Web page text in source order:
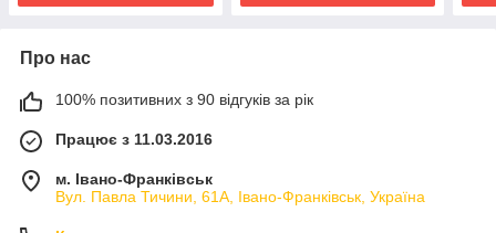
Про нас
100% позитивних з 90 відгуків за рік
Працює з 11.03.2016
м. Івано-Франківськ
Вул. Павла Тичини, 61А, Івано-Франківськ, Україна